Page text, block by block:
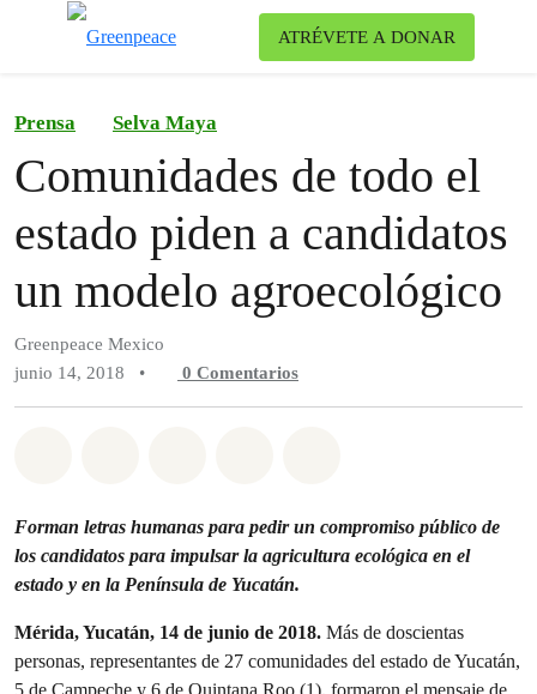
ATRÉVETE A DONAR
Prensa Selva Maya
Comunidades de todo el
estado piden a candidatos
un modelo agroecológico
Greenpeace Mexico
junio 14, 2018
• 0 Comentarios
Forman letras humanas para pedir un compromiso público de
los candidatos para impulsar la agricultura ecológica en el
estado y en la Península de Yucatán.
Mérida, Yucatán, 14 de junio de 2018. Más de doscientas
personas, representantes de 27 comunidades del estado de Yucatán,